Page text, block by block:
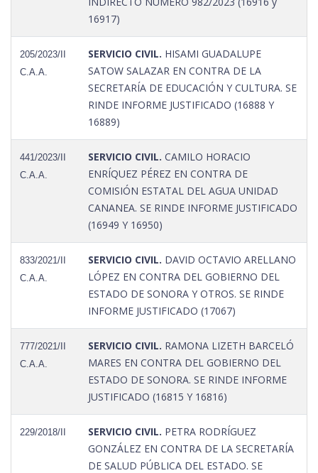
16917)
205/2023/II
C.A.A.
SERVICIO CIVIL. HISAMI GUADALUPE
SATOW SALAZAR EN CONTRA DE LA
SECRETARÍA DE EDUCACIÓN Y CULTURA. SE
RINDE INFORME JUSTIFICADO (16888 Y
16889)
441/2023/II
C.A.A.
SERVICIO CIVIL. CAMILO HORACIO
ENRÍQUEZ PÉREZ EN CONTRA DE
COMISIÓN ESTATAL DEL AGUA UNIDAD
CANANEA. SE RINDE INFORME JUSTIFICADO
(16949 Y 16950)
833/2021/II
C.A.A.
SERVICIO CIVIL. DAVID OCTAVIO ARELLANO
LÓPEZ EN CONTRA DEL GOBIERNO DEL
ESTADO DE SONORA Y OTROS. SE RINDE
INFORME JUSTIFICADO (17067)
777/2021/II
C.A.A.
SERVICIO CIVIL. RAMONA LIZETH BARCELÓ
MARES EN CONTRA DEL GOBIERNO DEL
ESTADO DE SONORA. SE RINDE INFORME
JUSTIFICADO (16815 Y 16816)
229/2018/II SERVICIO CIVIL. PETRA RODRÍGUEZ
GONZÁLEZ EN CONTRA DE LA SECRETARÍA
DE SALUD PÚBLICA DEL ESTADO. SE